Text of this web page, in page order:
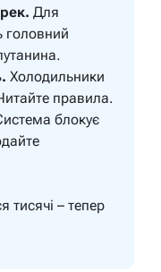
Для
головний
Холодильники
правила.
блокує
тисячі – тепер